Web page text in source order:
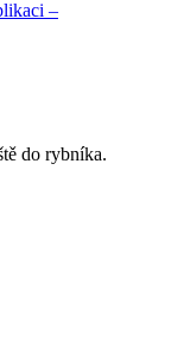
–
do rybníka.